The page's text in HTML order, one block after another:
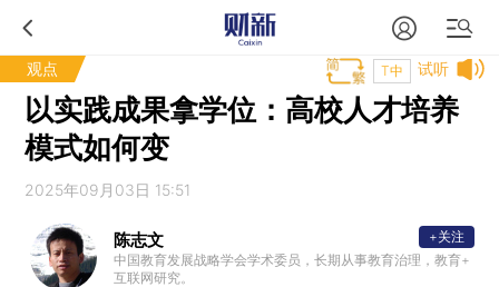
观点 试听
T中
以实践成果拿学位：高校人才培养
模式如何变
2025年09月03日 15:51
陈志文
中国教育发展战略学会学术委员，长期从事教育治理，教育+
互联网研究。
+关注